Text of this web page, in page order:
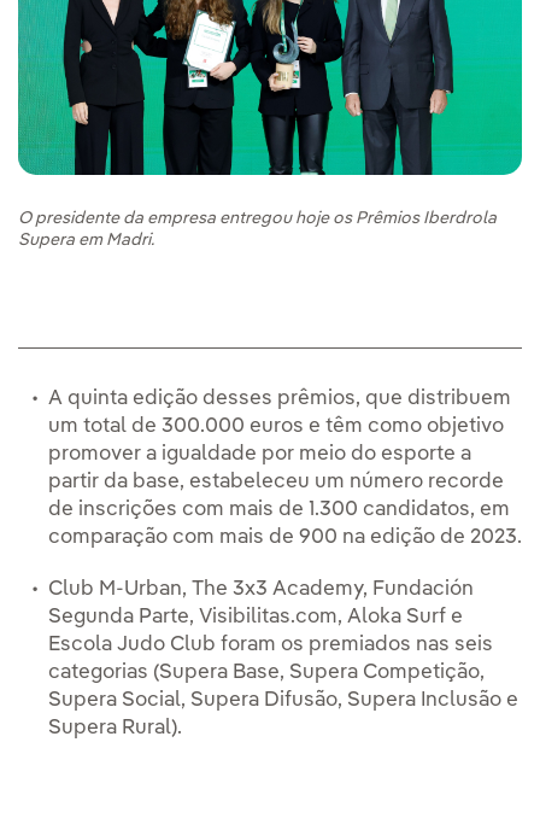
O presidente da empresa entregou hoje os Prêmios Iberdrola
Supera em Madri.
A quinta edição desses prêmios, que distribuem
um total de 300.000 euros e têm como objetivo
promover a igualdade por meio do esporte a
partir da base, estabeleceu um número recorde
de inscrições com mais de 1.300 candidatos, em
comparação com mais de 900 na edição de 2023.
Club M-Urban, The 3x3 Academy, Fundación
Segunda Parte, Visibilitas.com, Aloka Surf e
Escola Judo Club foram os premiados nas seis
categorias (Supera Base, Supera Competição,
Supera Social, Supera Difusão, Supera Inclusão e
Supera Rural).